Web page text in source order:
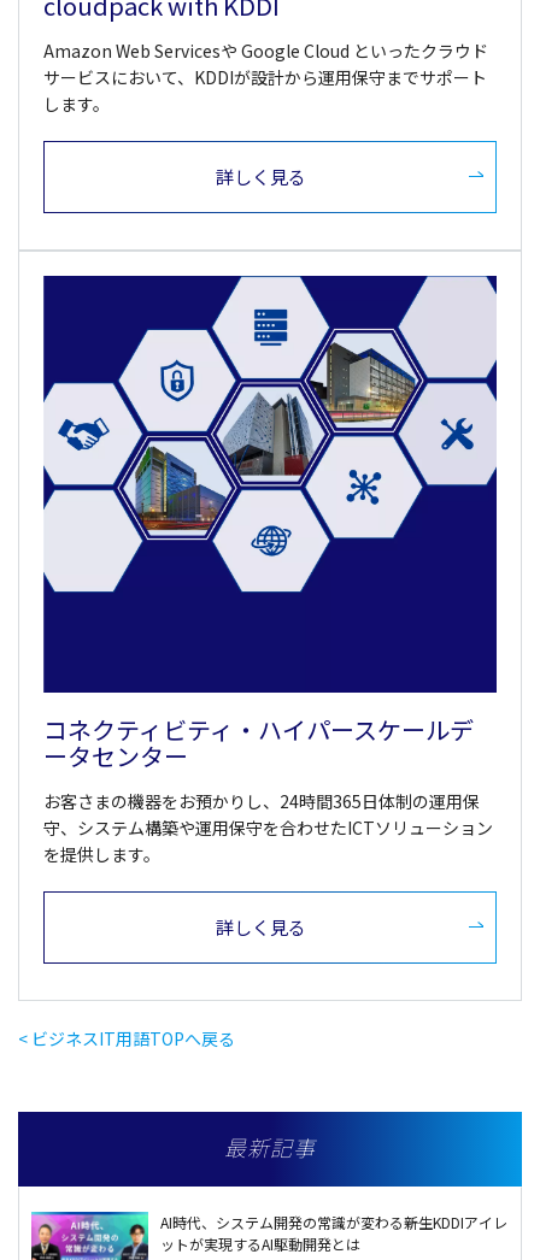
Amazon Web Servicesや Google Cloud といったクラウド
サービスにおいて、KDDIが設計から運用保守までサポート
します。
詳しく見る
コネクティビティ・ハイパースケールデ
ータセンター
お客さまの機器をお預かりし、24時間365日体制の運用保
守、システム構築や運用保守を合わせたICTソリューション
を提供します。
詳しく見る
< ビジネスIT用語TOPへ戻る
最新記事
AI時代、システム開発の常識が変わる――新生KDDIアイレ
ットが実現するAI駆動開発とは